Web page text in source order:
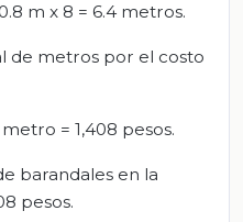
m x 8 = 6.4 metros.
de metros por el costo
= 1,408 pesos.
barandales en la
pesos.